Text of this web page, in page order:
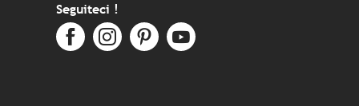
Seguiteci !